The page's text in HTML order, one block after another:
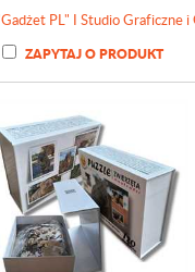
ZAPYTAJ O PRODUKT